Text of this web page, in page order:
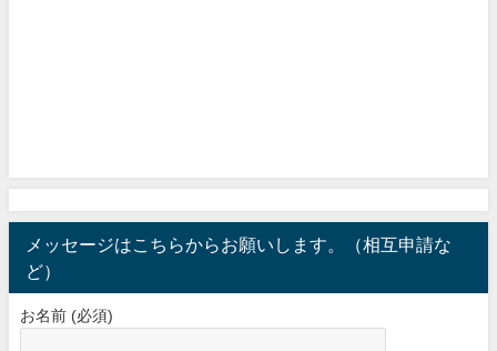
メッセージはこちらからお願いします。（相互申請な
ど）
お名前 (必須)